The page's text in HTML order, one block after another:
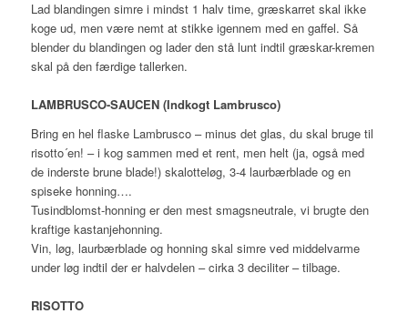
Lad blandingen simre i mindst 1 halv time, græskarret skal ikke
koge ud, men være nemt at stikke igennem med en gaffel. Så
blender du blandingen og lader den stå lunt indtil græskar-kremen
skal på den færdige tallerken.
LAMBRUSCO-SAUCEN (Indkogt Lambrusco)
Bring en hel flaske Lambrusco – minus det glas, du skal bruge til
risotto´en! – i kog sammen med et rent, men helt (ja, også med
de inderste brune blade!) skalotteløg, 3-4 laurbærblade og en
spiseke honning….
Tusindblomst-honning er den mest smagsneutrale, vi brugte den
kraftige kastanjehonning.
Vin, løg, laurbærblade og honning skal simre ved middelvarme
under løg indtil der er halvdelen – cirka 3 deciliter – tilbage.
RISOTTO